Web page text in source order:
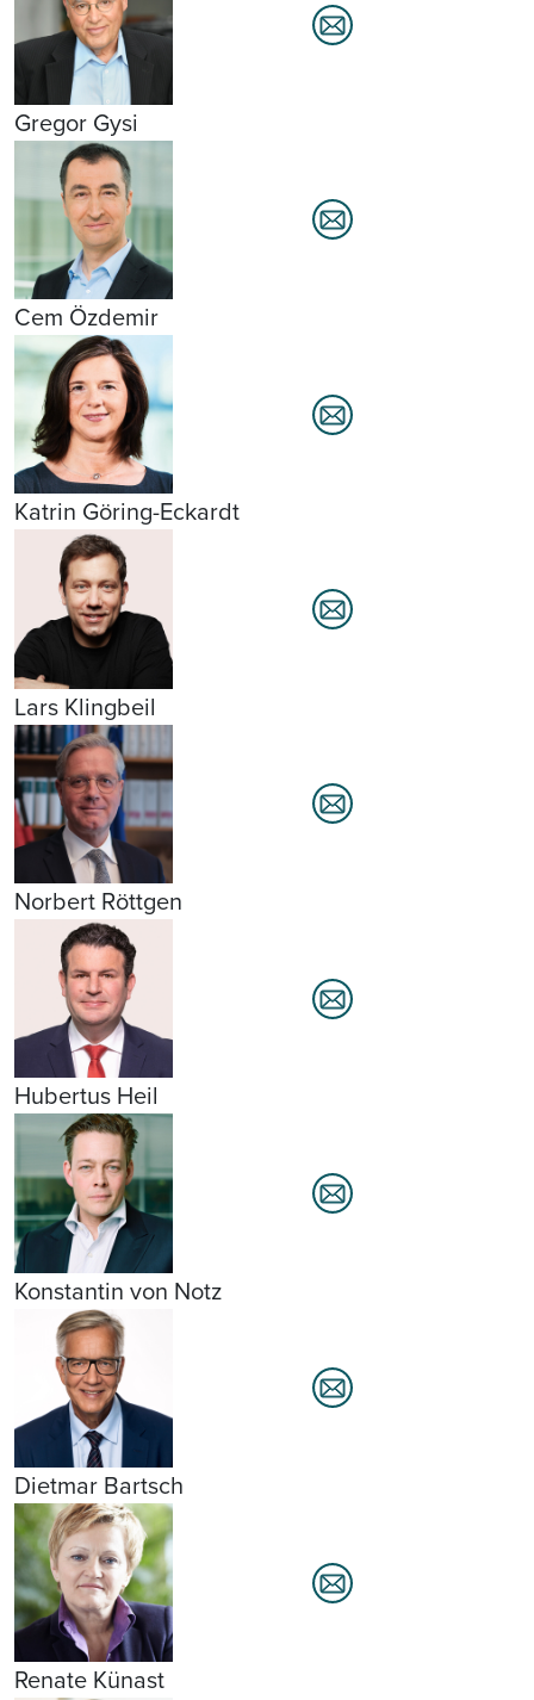
Gregor Gysi
Cem Özdemir
Katrin Göring-Eckardt
Lars Klingbeil
Norbert Röttgen
Hubertus Heil
Konstantin von Notz
Dietmar Bartsch
Renate Künast